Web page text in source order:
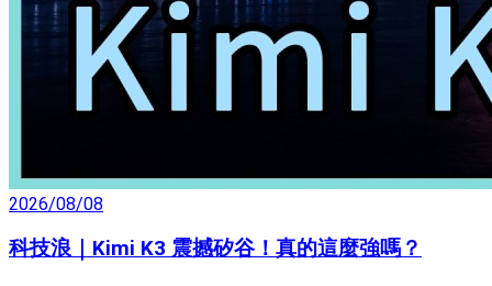
2026/08/08
科技浪｜Kimi K3 震撼矽谷！真的這麼強嗎？